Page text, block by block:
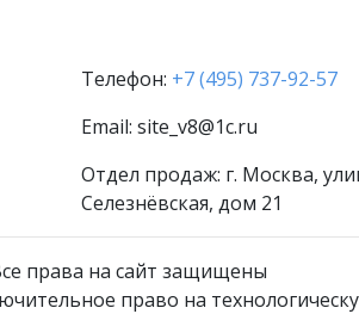
Телефон: +7 (495) 737-92-57
Email: site_v8@1c.ru
Отдел продаж: г. Москва,
Селезнёвская, дом 21
права на сайт защищены
право на